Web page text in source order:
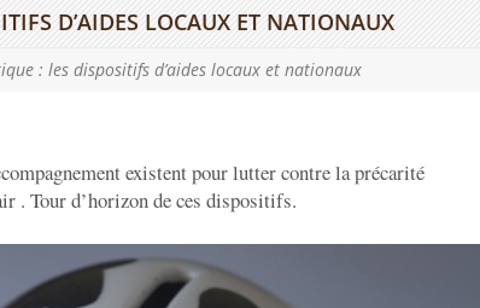
D’AIDES LOCAUX ET NATIONAUX
: les dispositifs d’aides locaux et nationaux
existent pour lutter contre la précarité
. Tour d’horizon de ces dispositifs.